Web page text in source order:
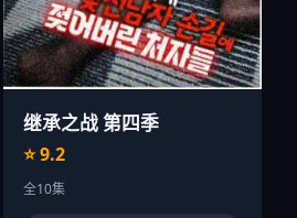
继承之战 第四季
⭐ 9.2
全10集